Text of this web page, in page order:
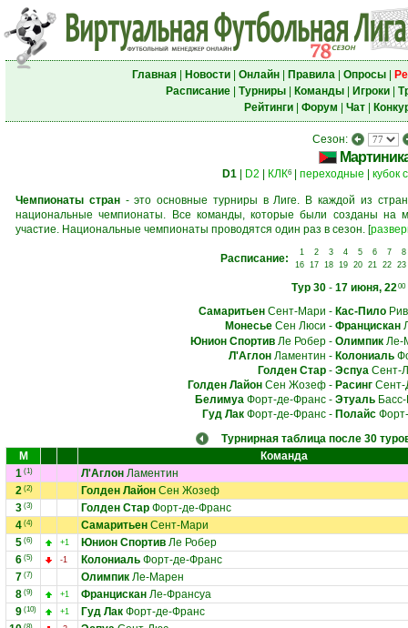
Главная| Новости| Онлайн| Правила| Опросы|
Расписание| Турниры| Команды| Игроки|
Рейтинги| Форум Чат|
Сезон:
D1 D2 КЛК6 переходные кубок
Чемпионаты стран- это основные турниры в Лиге. В каждой из
национальные чемпионаты. Все команды, которые были созданы на
участие. Национальные чемпионаты проводятся один раз в сезон. [
Расписание: 1 2 3 4 5 6 7
8
16
17 18 19 20 21 22 23
Тур 30- 17 июня, 2200
СамаритьенСент-Мари - Кас-Пило
МонесьеСен Люси - Францискан
Юнион СпортивЛе Робер- ОлимпикЛе-
Л'АглонЛаментин - Колониаль
Голден Стар- ЭспуаСент-
Голден ЛайонСен Жозеф- РасингСент-
БелимуаФорт-де-Франс- ЭтуальБасс-
Гуд ЛакФорт-де-Франс- Полайс
Турнирная таблица после 30
М
Команда
1 (1) Л'Аглон Ламентин
2 (2) Голден Лайон Сен Жозеф
3 (3) Голден Стар Форт-де-Франс
4 (4) Самаритьен Сент-Мари
5 (6) +1 Юнион Спортив Ле Робер
6 (5) -1 Колониаль Форт-де-Франс
7 (7) Олимпик Ле-Марен
8 (9) +1 Францискан Ле-Франсуа
9 (10) +1 Гуд Лак Форт-де-Франс